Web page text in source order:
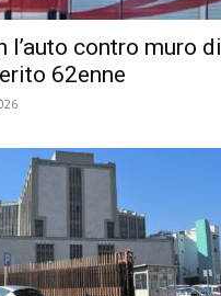
l’auto contro muro di
62enne